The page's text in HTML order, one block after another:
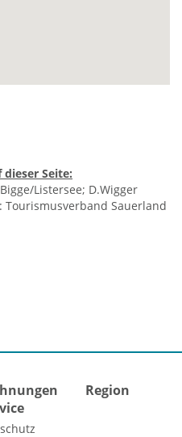
Seite:
Listersee; D.Wigger
Tourismusverband Sauerland
Region